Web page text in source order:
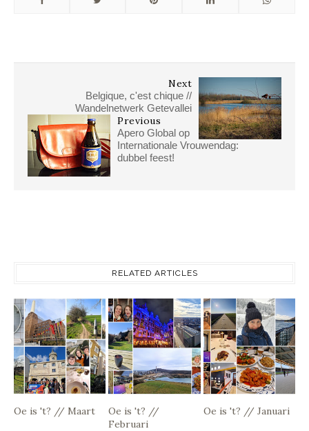
Next
Belgique, c'est chique //
Wandelnetwerk Getevallei
Previous
Apero Global op
Internationale Vrouwendag:
dubbel feest!
RELATED ARTICLES
Oe is 't? // Maart
Oe is 't? //
Februari
Oe is 't? // Januari